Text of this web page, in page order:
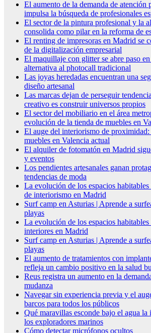
El aumento de la demanda de atención
impulsa la búsqueda de profesionales
El sector de la pintura profesional y la
consolida como pilar en la reforma de
El renting de impresoras en Madrid se
de la digitalización empresarial
El maquillaje con glitter se abre paso
alternativa al photocall tradicional
Las joyas heredadas encuentran una
diseño artesanal
Las marcas dejan de perseguir
creativo es construir universos propios
El sector del mobiliario en el área
evolución de la tienda de muebles en
El auge del interiorismo de proximidad:
muebles en Valencia actual
El alquiler de fotomatón en Madrid
y eventos
Los pendientes artesanales ganan
tendencias de moda
La evolución de los espacios
de interiorismo en Madrid
Surf camp en Asturias | Aprende a
playas
La evolución de los espacios
interiores en Madrid
Surf camp en Asturias | Aprende a
playas
El aumento de tratamientos con
refleja un cambio positivo en la salud
Reus registra un aumento en la
mudanza
Navegar sin experiencia previa y el
barcos para todos los públicos
Qué maravillas esconde bajo el agua la
los exploradores marinos
Cómo detectar micrófonos ocultos